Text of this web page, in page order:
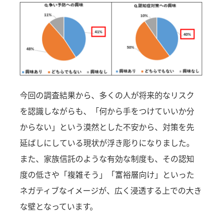
今回の調査結果から、多くの人が将来的なリスク
を認識しながらも、「何から手をつけていいか分
からない」という漠然とした不安から、対策を先
延ばしにしている現状が浮き彫りになりました。
また、家族信託のような有効な制度も、その認知
度の低さや「複雑そう」「富裕層向け」といった
ネガティブなイメージが、広く浸透する上での大き
な壁となっています。